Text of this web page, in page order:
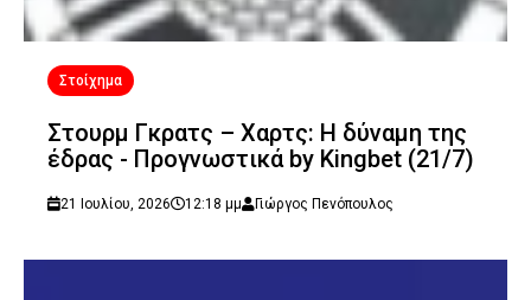
Στοίχημα
Στουρμ Γκρατς – Χαρτς: Η δύναμη της
έδρας - Προγνωστικά by Kingbet (21/7)
21 Ιουλίου, 2026 12:18 μμ Γιώργος Πενόπουλος